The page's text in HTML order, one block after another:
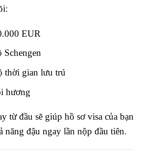
EUR
Schengen
thời gian lưu trú
hương
từ đầu sẽ giúp hồ sơ visa của bạn
năng đậu ngay lần nộp đầu tiên.